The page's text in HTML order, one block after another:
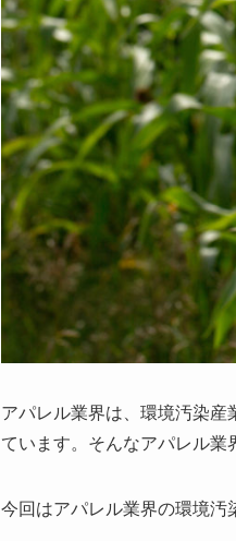
アパレル業界は、環境汚染
ています。そんなアパレル業
今回はアパレル業界の環境汚